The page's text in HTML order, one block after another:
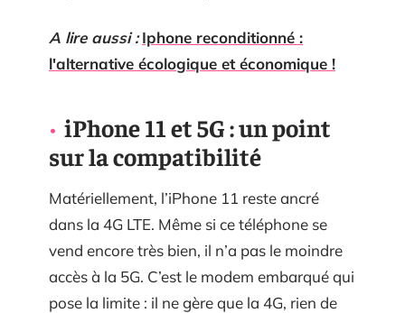
A lire aussi : Iphone reconditionné :
l'alternative écologique et économique !
iPhone 11 et 5G : un point
sur la compatibilité
Matériellement, l’iPhone 11 reste ancré
dans la 4G LTE. Même si ce téléphone se
vend encore très bien, il n’a pas le moindre
accès à la 5G. C’est le modem embarqué qui
pose la limite : il ne gère que la 4G, rien de